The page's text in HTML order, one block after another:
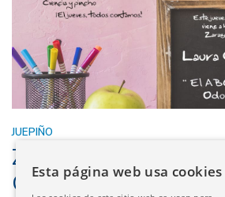
JUEPIÑO
ZARAGOZA – EL
CLÍNICA DE
Esta página web usa cookies